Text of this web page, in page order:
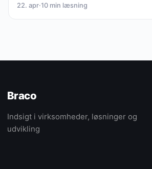
22. apr·10 min læsning
Braco
Indsigt i virksomheder, løsninger og
udvikling